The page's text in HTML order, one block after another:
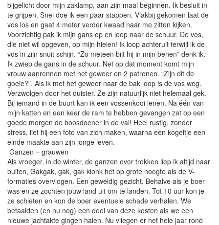
bijgelicht door mijn zaklamp, aan zijn maal beginnen. Ik besluit in
te grijpen. Snel doe ik een paar stappen. Vlakbij gekomen laat de
vos los en gaat 4 meter verder kwaad naar me zitten kijken.
Voorzichtig pak ik mijn gans op en loop naar de schuur. De vos,
die niet wil opgeven, op mijn hielen! Ik loop achteruit terwijl ik de
vos in zijn snuit schijn. “Zo meteen bijt hij in mijn benen” denk ik.
Ik zwiep de gans in de schuur. Net op dat moment komt mijn
vrouw aanrennen met het geweer en 2 patronen. “Zijn dit de
goeie?”. Als ik met het geweer naar de bak loop is de vos weg.
Verzwolgen door het duister. Ze zijn natuurlijk niet helemaal gek.
Bij iemand in de buurt kan ik een vossenkooi lenen. Na één van
mijn katten en een keer de ram te hebben gevangen zat op een
goede morgen de boosdoener in de val! Heel rustig, zonder
stress, liet hij een foto van zich maken, waarna een kogeltje een
einde maakte aan zijn jonge leven.
Ganzen – grauwen
Als vroeger, in de winter, de ganzen over trokken liep ik altijd naar
buiten, Gakgak, gak, gak klonk het op grote hoogte als de V-
formaties overvlogen. Een geweldig gezicht. Behalve als je boer
was en ze zochten jouw land uit om te landen. Tot 10 uur kon je
ze schieten en kon de boer eventuele schade verhalen. We
betaalden (en nu nog) een deel van deze kosten als we een
nieuwe jachtakte gingen halen. Nu vliegen er het hele jaar rond